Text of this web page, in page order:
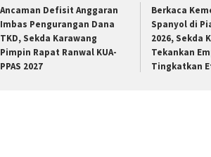
Ancaman Defisit Anggaran
Imbas Pengurangan Dana
TKD, Sekda Karawang
Pimpin Rapat Ranwal KUA-
PPAS 2027
Berkaca
Spanyol di
2026, Sekda
Tekankan
Tingkatkan